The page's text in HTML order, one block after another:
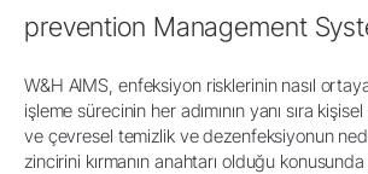
prevention Management
W&H AIMS, enfeksiyon risklerinin nasıl
işleme sürecinin her adımının yanı sıra
ve çevresel temizlik ve dezenfeksiyonun
zincirini kırmanın anahtarı olduğu